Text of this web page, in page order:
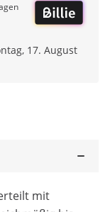
17. August
mit